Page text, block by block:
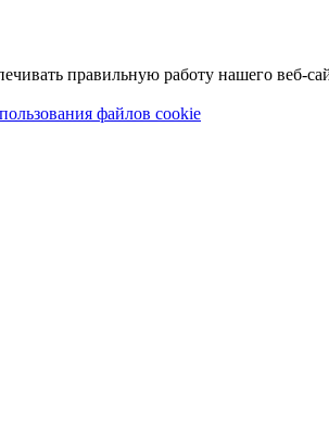
правильную работу нашего веб-
файлов cookie